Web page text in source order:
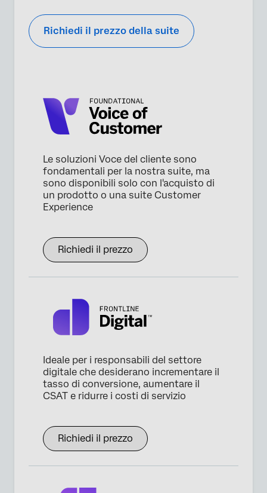
Richiedi il prezzo della suite
Le soluzioni Voce del cliente sono
fondamentali per la nostra suite, ma
sono disponibili solo con l'acquisto di
un prodotto o una suite Customer
Experience
Richiedi il prezzo
Ideale per i responsabili del settore
digitale che desiderano incrementare il
tasso di conversione, aumentare il
CSAT e ridurre i costi di servizio
Richiedi il prezzo